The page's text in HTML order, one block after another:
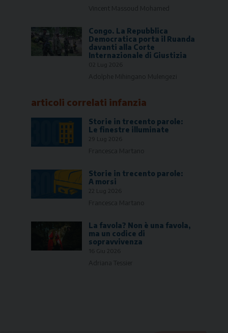
Vincent Massoud Mohamed
Congo. La Repubblica
Democratica porta il Ruanda
davanti alla Corte
Internazionale di Giustizia
02 Lug 2026
Adolphe Mihingano Mulengezi
articoli correlati infanzia
Storie in trecento parole:
Le finestre illuminate
29 Lug 2026
Francesca Martano
Storie in trecento parole:
A morsi
22 Lug 2026
Francesca Martano
La favola? Non è una favola,
ma un codice di
sopravvivenza
16 Giu 2026
Adriana Tessier